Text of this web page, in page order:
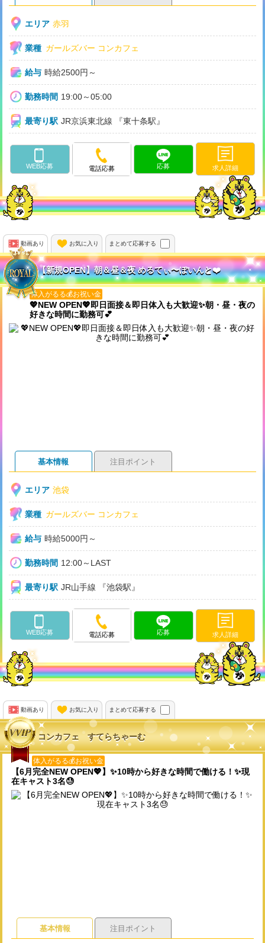
エリア 赤羽
業種 ガールズバー コンカフェ
給与 時給2500円～
勤務時間 19:00～05:00
最寄り駅 JR京浜東北線 『東十条駅』
WEB応募 電話応募 応募 求人詳細
動画あり お気に入り まとめて応募する
【新規OPEN】朝＆昼＆夜 めるてぃ〜ぽいんと❤️
体入がるる💰お祝い金
💖NEW OPEN💖即日面接＆即日体入も大歓迎✨朝・昼・夜の
好きな時間に勤務可💕
基本情報 注目ポイント
エリア 池袋
業種 ガールズバー コンカフェ
給与 時給5000円～
勤務時間 12:00～LAST
最寄り駅 JR山手線 『池袋駅』
WEB応募 電話応募 応募 求人詳細
動画あり お気に入り まとめて応募する
コンカフェ すてらちゃーむ
体入がるる💰お祝い金
【6月完全NEW OPEN💖】✨10時から好きな時間で働ける！✨現
在キャスト3名😓
基本情報 注目ポイント